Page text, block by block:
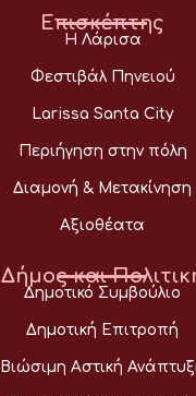
Επισκέπτης
Η Λάρισα
Φεστιβάλ Πηνειού
Larissa Santa City
Περιήγηση στην πόλη
Διαμονή & Μετακίνηση
Αξιοθέατα
Δήμος και
Δημοτικό Συμβούλιο
Δημοτική Επιτροπή
Βιώσιμη Αστική